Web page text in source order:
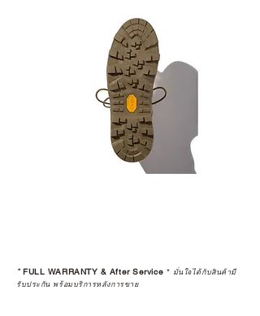
*FULL WARRANTY & After Service * มั่นใจได้กับสินค้ามี
รับประกัน พร้อมบริการหลังการขาย